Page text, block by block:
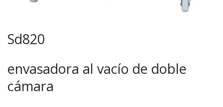
Sd820
envasadora al vacío de doble
cámara